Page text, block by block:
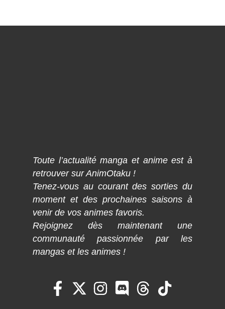
Toute l’actualité manga et anime est à
retrouver sur AnimOtaku !
Tenez-vous au courant des sorties du
moment et des prochaines saisons à
venir de vos animes favoris.
Rejoignez dès maintenant une
communauté passionnée par les
mangas et les animes !